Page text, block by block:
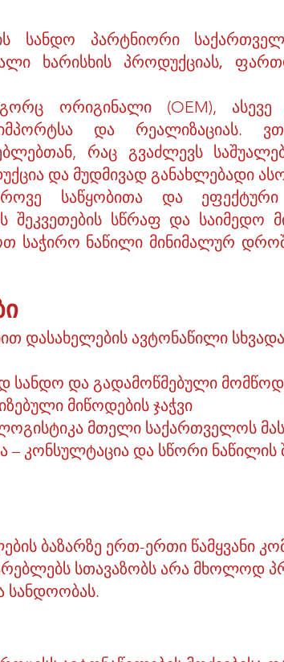
სანდო პარტნიორი
ხარისხის პროდუქციას,
ორიგინალი (OEM), ასევე
და რეალიზაციას.
რაც გვაძლევს
და მუდმივად განახლებადი
საწყობითა და
სწრაფ და საიმედო
საჭირო ნაწილი მინიმალურ
დასახელების ავტონაწილი
და გადამოწმებული
მიწოდების ჯაჭვი
მთელი საქართველოს
კონსულტაცია და სწორი ნაწილის
ბაზარზე ერთ-ერთი წამყვანი
სთავაზობს არა მხოლოდ
სანდოობას.